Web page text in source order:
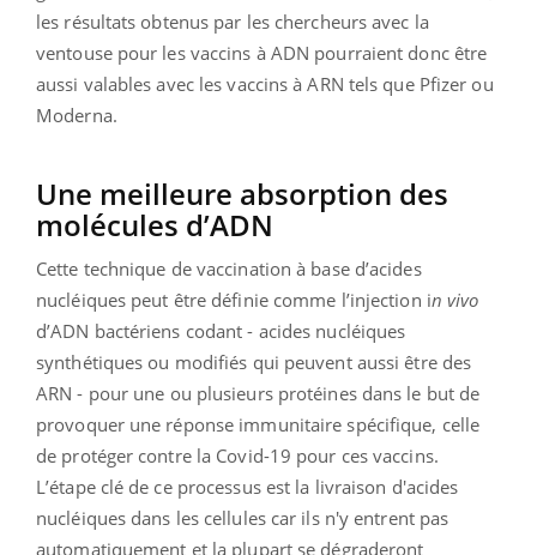
les résultats obtenus par les chercheurs avec la
ventouse pour les vaccins à ADN pourraient donc être
aussi valables avec les vaccins à ARN tels que Pfizer ou
Moderna.
Une meilleure absorption des
molécules d’ADN
Cette technique de vaccination à base d’acides
nucléiques peut être définie comme l’injection in vivo
d’ADN bactériens codant - acides nucléiques
synthétiques ou modifiés qui peuvent aussi être des
ARN - pour une ou plusieurs protéines dans le but de
provoquer une réponse immunitaire spécifique, celle
de protéger contre la Covid-19 pour ces vaccins.
L’étape clé de ce processus est la livraison d'acides
nucléiques dans les cellules car ils n'y entrent pas
automatiquement et la plupart se dégraderont